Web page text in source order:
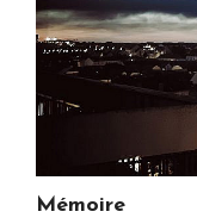
Mémoire